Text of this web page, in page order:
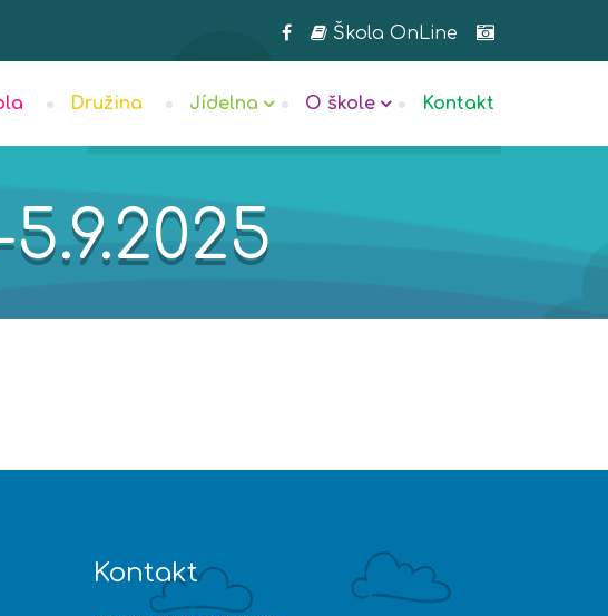
Škola OnLine
Družina Jídelna O škole Kontakt
Kontakt